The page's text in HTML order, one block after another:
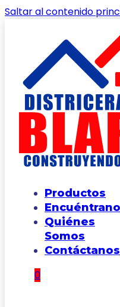
Saltar al contenido
Productos
Quiénes
Somos
Contáctanos
0
Inicio/Shop/PAREDES
Pizano Blanco
🔍